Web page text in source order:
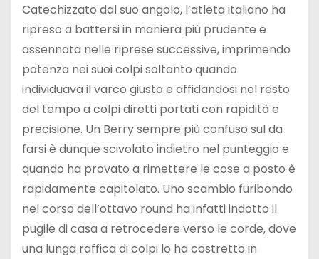
Catechizzato dal suo angolo, l’atleta italiano ha
ripreso a battersi in maniera più prudente e
assennata nelle riprese successive, imprimendo
potenza nei suoi colpi soltanto quando
individuava il varco giusto e affidandosi nel resto
del tempo a colpi diretti portati con rapidità e
precisione. Un Berry sempre più confuso sul da
farsi è dunque scivolato indietro nel punteggio e
quando ha provato a rimettere le cose a posto è
rapidamente capitolato. Uno scambio furibondo
nel corso dell’ottavo round ha infatti indotto il
pugile di casa a retrocedere verso le corde, dove
una lunga raffica di colpi lo ha costretto in